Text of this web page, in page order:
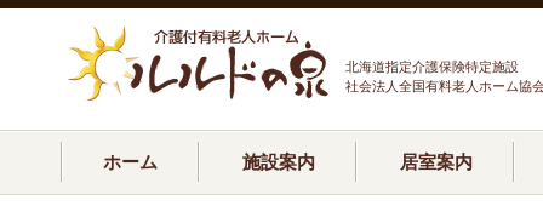
北海道指定介護保険特定施設
社会法人全国有料老人ホーム協
ホーム 施設案内 居室案内